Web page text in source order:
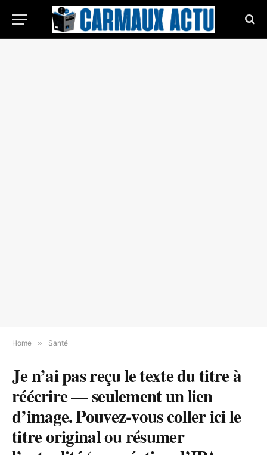
Home » Santé
Je n’ai pas reçu le texte du titre à
réécrire — seulement un lien
d’image. Pouvez-vous coller ici le
titre original ou résumer